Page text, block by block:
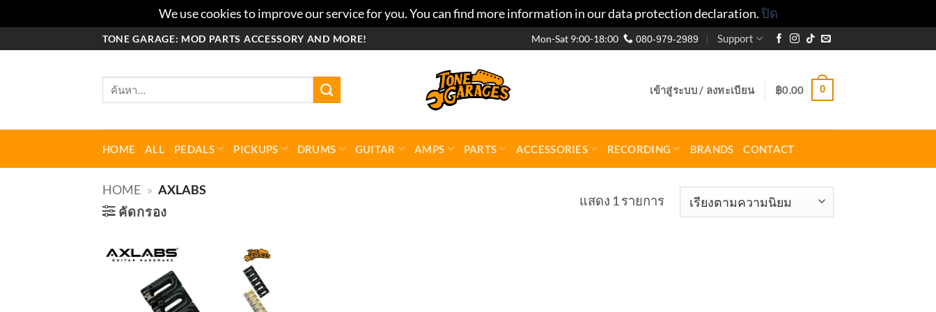
We use cookies to improve our service for you. You can find more information in our data protection declaration.ปิด
TONE GARAGE: MOD PARTS ACCESSORY AND MORE! Mon-Sat 9:00-18:00 080-979-2989 Support
ค้นหา:
เข้าสู่ระบบ / ลงทะเบียน ฿0.00 0
HOME ALL PEDALS PICKUPS DRUMS GUITAR AMPS PARTS ACCESSORIES RECORDING BRANDS CONTACT
HOME » AXLABS
คัดกรอง
แสดง 1 รายการ
Add to
wishlist